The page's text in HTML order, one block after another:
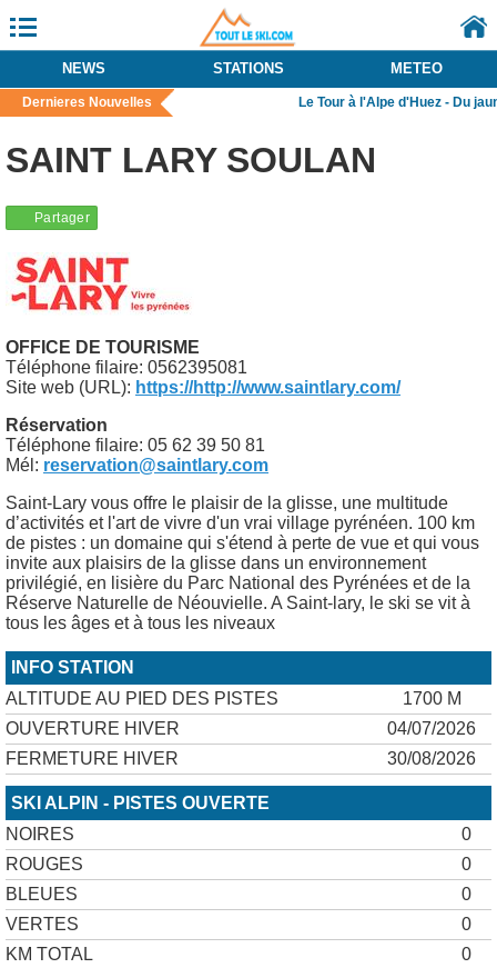
NEWS STATIONS METEO
Dernieres Nouvelles Le Tour à l'Alpe d'Huez - Du
SAINT LARY SOULAN
OFFICE DE TOURISME
Téléphone filaire: 0562395081
Site web (URL): https://http://www.saintlary.com/
Réservation
Téléphone filaire: 05 62 39 50 81
Mél: reservation@saintlary.com
Saint-Lary vous offre le plaisir de la glisse, une multitude
d’activités et l'art de vivre d'un vrai village pyrénéen. 100 km
de pistes : un domaine qui s'étend à perte de vue et qui vous
invite aux plaisirs de la glisse dans un environnement
privilégié, en lisière du Parc National des Pyrénées et de la
Réserve Naturelle de Néouvielle. A Saint-lary, le ski se vit à
tous les âges et à tous les niveaux
INFO STATION
ALTITUDE AU PIED DES PISTES
1700 M
OUVERTURE HIVER
04/07/2026
FERMETURE HIVER
30/08/2026
SKI ALPIN - PISTES OUVERTE
NOIRES
0
ROUGES
0
BLEUES
0
VERTES
0
KM TOTAL
0